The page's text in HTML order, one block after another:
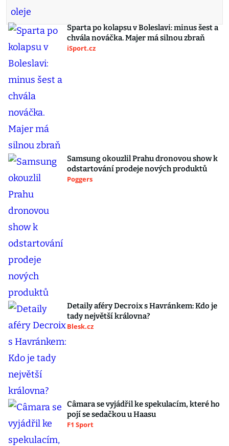
Sparta po kolapsu v Boleslavi: minus šest a
chvála nováčka. Majer má silnou zbraň
iSport.cz
Samsung okouzlil Prahu dronovou show k
odstartování prodeje nových produktů
Poggers
Detaily aféry Decroix s Havránkem: Kdo je
tady největší královna?
Blesk.cz
Câmara se vyjádřil ke spekulacím, které ho
pojí se sedačkou u Haasu
F1 Sport